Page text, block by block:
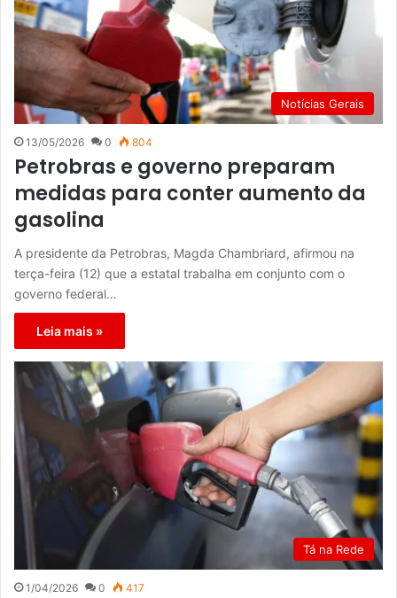
Notícias Gerais
13/05/2026 0 804
Petrobras e governo preparam
medidas para conter aumento da
gasolina
A presidente da Petrobras, Magda Chambriard, afirmou na
terça-feira (12) que a estatal trabalha em conjunto com o
governo federal…
Leia mais »
Tá na Rede
1/04/2026 0 417